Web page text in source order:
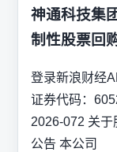
神通科技集
制性股票回
登录新浪财经
证券代码：
2026-072 关
公告 本公司